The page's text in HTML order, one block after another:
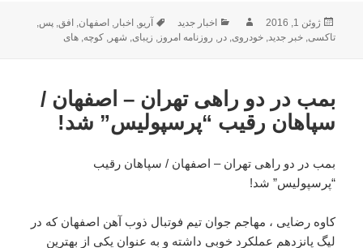
ارسال
شده
ژوئن 1, 2016 نویسندهدسته‌ها
اخبار جدید برچسب‌ها
آریو, اخبار, اصفهان, افق,پس,
تاکسی,خبر جدید,خودروی,در, روزنامه امروز, زیبای, شهر,کوچه,های
بمب در دو راهی تهران – اصفهان /
سپاهان رقیب “پرسپولیس” شد!
بمب در دو راهی تهران – اصفهان / سپاهان رقیب
“پرسپولیس” شد!
کاوه رضایی ، مهاجم جوان تیم فوتبال ذوب آهن اصفهان که در
لیگ پانزدهم عملکرد خوبی داشته و به عنوان یکی از بهترین